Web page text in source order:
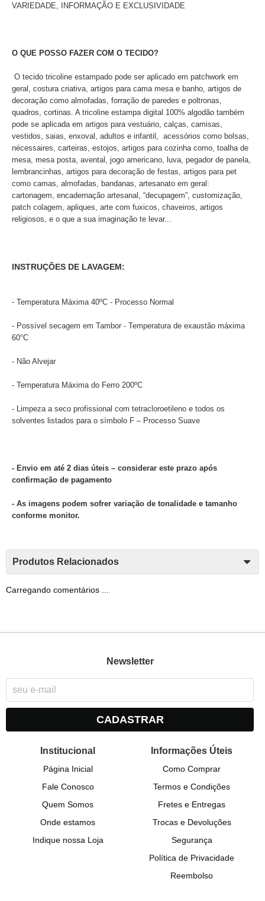
VARIEDADE, INFORMAÇÃO E EXCLUSIVIDADE
O QUE POSSO FAZER COM O TECIDO?
O tecido tricoline estampado pode ser aplicado em patchwork em
geral, costura criativa, artigos para cama mesa e banho, artigos de
decoração como almofadas, forração de paredes e poltronas,
quadros, cortinas. A tricoline estampa digital 100% algodão também
pode se aplicada em artigos para vestuário, calças, camisas,
vestidos, saias, enxoval, adultos e infantil, acessórios como bolsas,
nécessaires, carteiras, estojos, artigos para cozinha como, toalha de
mesa, mesa posta, avental, jogo americano, luva, pegador de panela,
lembrancinhas, artigos para decoração de festas, artigos para pet
como camas, almofadas, bandanas, artesanato em geral:
cartonagem, encadernação artesanal, “decupagem”, customização,
patch colagem, apliques, arte com fuxicos, chaveiros, artigos
religiosos, e o que a sua imaginação te levar...
INSTRUÇÕES DE LAVAGEM:
- Temperatura Máxima 40ºC - Processo Normal
- Possível secagem em Tambor - Temperatura de exaustão máxima
60°C
- Não Alvejar
- Temperatura Máxima do Ferro 200ºC
- Limpeza a seco profissional com tetracloroetileno e todos os
solventes listados para o símbolo F – Processo Suave
- Envio em até 2 dias úteis – considerar este prazo após
confirmação de pagamento
- As imagens podem sofrer variação de tonalidade e tamanho
conforme monitor.
Produtos Relacionados
Carregando comentários ...
Newsletter
CADASTRAR
Institucional
Página Inicial
Fale Conosco
Quem Somos
Onde estamos
Indique nossa Loja
Informações Úteis
Como Comprar
Termos e Condições
Fretes e Entregas
Trocas e Devoluções
Segurança
Política de Privacidade
Reembolso